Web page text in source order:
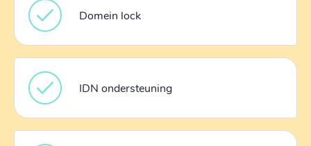
Domein lock
IDN ondersteuning